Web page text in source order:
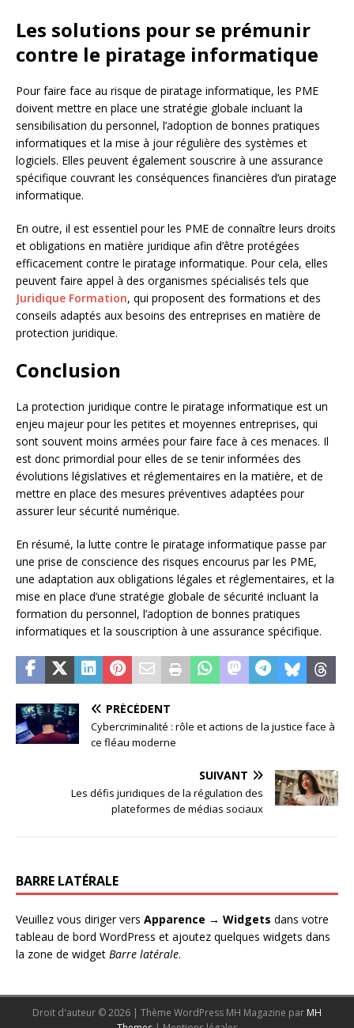
Les solutions pour se prémunir
contre le piratage informatique
Pour faire face au risque de piratage informatique, les PME
doivent mettre en place une stratégie globale incluant la
sensibilisation du personnel, l’adoption de bonnes pratiques
informatiques et la mise à jour régulière des systèmes et
logiciels. Elles peuvent également souscrire à une assurance
spécifique couvrant les conséquences financières d’un piratage
informatique.
En outre, il est essentiel pour les PME de connaître leurs droits
et obligations en matière juridique afin d’être protégées
efficacement contre le piratage informatique. Pour cela, elles
peuvent faire appel à des organismes spécialisés tels que
Juridique Formation, qui proposent des formations et des
conseils adaptés aux besoins des entreprises en matière de
protection juridique.
Conclusion
La protection juridique contre le piratage informatique est un
enjeu majeur pour les petites et moyennes entreprises, qui
sont souvent moins armées pour faire face à ces menaces. Il
est donc primordial pour elles de se tenir informées des
évolutions législatives et réglementaires en la matière, et de
mettre en place des mesures préventives adaptées pour
assurer leur sécurité numérique.
En résumé, la lutte contre le piratage informatique passe par
une prise de conscience des risques encourus par les PME,
une adaptation aux obligations légales et réglementaires, et la
mise en place d’une stratégie globale de sécurité incluant la
formation du personnel, l’adoption de bonnes pratiques
informatiques et la souscription à une assurance spécifique.
PRÉCÉDENT
Cybercriminalité : rôle et actions de la justice face à
ce fléau moderne
SUIVANT
Les défis juridiques de la régulation des
plateformes de médias sociaux
BARRE LATÉRALE
Veuillez vous diriger vers Apparence → Widgets dans votre
tableau de bord WordPress et ajoutez quelques widgets dans
la zone de widget Barre latérale.
Droit d'auteur © 2026 | Thème WordPress MH Magazine par MH